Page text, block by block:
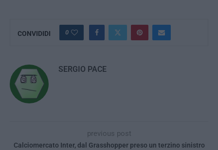
CONVIDIDI 0
SERGIO PACE
previous post
Calciomercato Inter, dal Grasshopper preso un terzino sinistro